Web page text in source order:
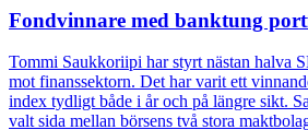
Fondvinnare med banktung
Tommi Saukkoriipi har styrt nästan halva
mot finanssektorn. Det har varit ett
index tydligt både i år och på längre sikt.
valt sida mellan börsens två stora